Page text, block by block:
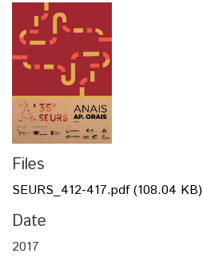
Files
SEURS_412-417.pdf(108.04 KB)
Date
2017